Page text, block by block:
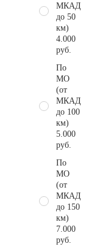
МКАД
до 50
км)
4.000
руб.
По
МО
(от
МКАД
до 100
км)
5.000
руб.
По
МО
(от
МКАД
до 150
км)
7.000
руб.